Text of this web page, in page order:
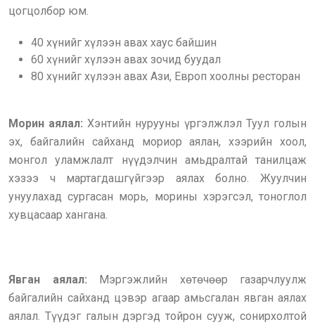
цогцолбор юм.
40 хүнийг хүлээн авах хаус байшин
60 хүнийг хүлээн авах зочид буудал
80 хүнийг хүлээн авах Ази, Европ хоолны ресторан
Морин аялал: Хэнтийн нурууны үргэлжлэл Туул голын
эх, байгалийн сайханд мориор аялан, хээрийн хоол,
монгол уламжлалт нүүдэлчин амьдралтай танилцаж
хэзээ ч мартагдашгүйгээр аялах болно. Жуулчин
унуулахад сургасан морь, морины хэрэгсэл, тоноглол
хувцасаар хангана.
Явган аялал: Мэргэжлийн хөтөчөөр газарчлуулж
байгалийн сайханд цэвэр агаар амьсгалан явган аялах
аялал. Түүдэг галын дэргэд тойрон сууж, сонирхолтой